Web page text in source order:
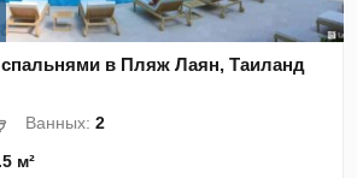
в Пляж Лаян, Таиланд
Ванных:2
м²